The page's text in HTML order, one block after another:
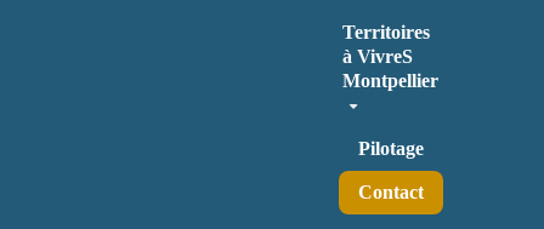
Territoires
à VivreS
Montpellier
Pilotage
Contact